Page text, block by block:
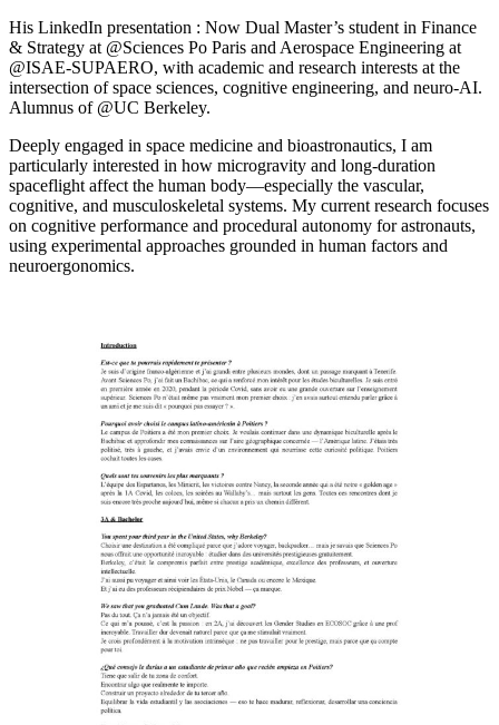
His LinkedIn presentation : Now Dual Master’s student in Finance
& Strategy at @Sciences Po Paris and Aerospace Engineering at
@ISAE-SUPAERO, with academic and research interests at the
intersection of space sciences, cognitive engineering, and neuro-AI.
Alumnus of @UC Berkeley.
Deeply engaged in space medicine and bioastronautics, I am
particularly interested in how microgravity and long-duration
spaceflight affect the human body—especially the vascular,
cognitive, and musculoskeletal systems. My current research focuses
on cognitive performance and procedural autonomy for astronauts,
using experimental approaches grounded in human factors and
neuroergonomics.